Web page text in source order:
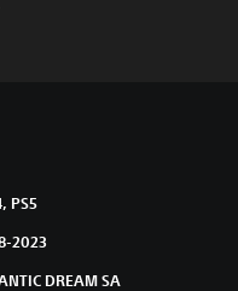
PS5
2023
DREAM SA